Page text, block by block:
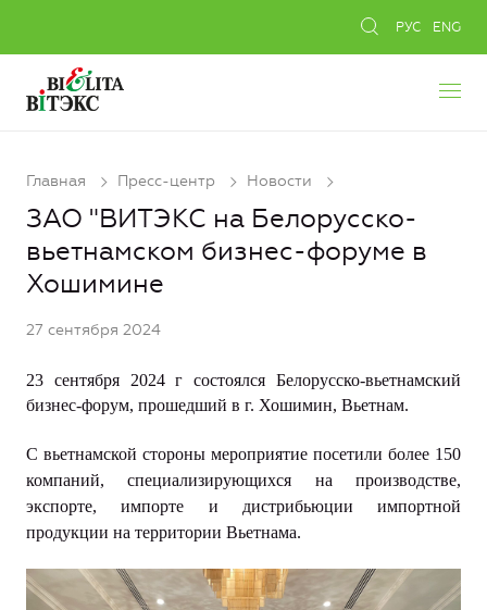
РУС ENG
Главная Пресс-центр Новости
ЗАО "ВИТЭКС на Белорусско-
вьетнамском бизнес-форуме в
Хошимине
27 сентября 2024
23 сентября 2024 г состоялся Белорусско-вьетнамский
бизнес-форум, прошедший в г. Хошимин, Вьетнам.
С вьетнамской стороны мероприятие посетили более 150
компаний, специализирующихся на производстве,
экспорте, импорте и дистрибьюции импортной
продукции на территории Вьетнама.